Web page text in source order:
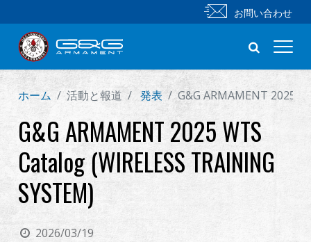
新製品
小銃
拳銃
お問い合わせ
ホーム 活動と報道 発表 G&G ARMAMENT 2025
G&G ARMAMENT 2025 WTS
Catalog (WIRELESS TRAINING
SYSTEM)
2026/03/19